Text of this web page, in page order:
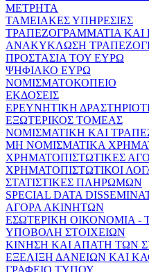
ΜΕΤΡΗΤΑ
ΤΑΜΕΙΑΚΕΣ ΥΠΗΡΕΣΙΕΣ
ΤΡΑΠΕΖΟΓΡΑΜΜΑΤΙΑ ΚΑΙ
ΑΝΑΚΥΚΛΩΣΗ
ΠΡΟΣΤΑΣΙΑ ΤΟΥ ΕΥΡΩ
ΨΗΦΙΑΚΟ ΕΥΡΩ
ΝΟΜΙΣΜΑΤΟΚΟΠΕΙΟ
ΕΚΔΟΣΕΙΣ
ΕΡΕΥΝΗΤΙΚΗ
ΕΞΩΤΕΡΙΚΟΣ ΤΟΜΕΑΣ
ΝΟΜΙΣΜΑΤΙΚΗ ΚΑΙ
ΜΗ ΝΟΜΙΣΜΑΤΙΚΑ
ΧΡΗΜΑΤΟΠΙΣΤΩΤΙΚΕΣ
ΧΡΗΜΑΤΟΠΙΣΤΩΤΙΚΟΙ
ΣΤΑΤΙΣΤΙΚΕΣ ΠΛΗΡΩΜΩΝ
SPECIAL DATA
ΑΓΟΡΑ ΑΚΙΝΗΤΩΝ
ΕΣΩΤΕΡΙΚΗ ΟΙΚΟΝΟΜΙΑ -
ΥΠΟΒΟΛΗ ΣΤΟΙΧΕΙΩΝ
ΚΙΝΗΣΗ ΚΑΙ ΑΠΑΤΗ ΤΩΝ
ΕΞΕΛΙΞΗ ΔΑΝΕΙΩΝ ΚΑΙ
ΓΡΑΦΕΙΟ ΤΥΠΟΥ